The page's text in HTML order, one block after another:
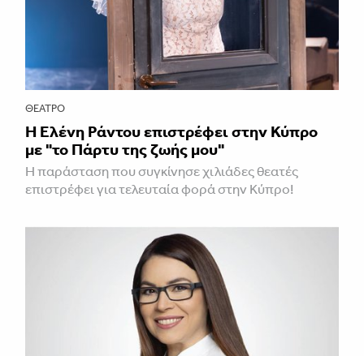
ΘΈΑΤΡΟ
H Ελένη Ράντου επιστρέφει στην Κύπρο
με "το Πάρτυ της ζωής μου"
Η παράσταση που συγκίνησε χιλιάδες θεατές
επιστρέφει για τελευταία φορά στην Κύπρο!